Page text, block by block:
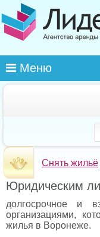
Меню
Снять жильё
Юридическим
долгосрочное и
организациями,
жилья в Воронеже.